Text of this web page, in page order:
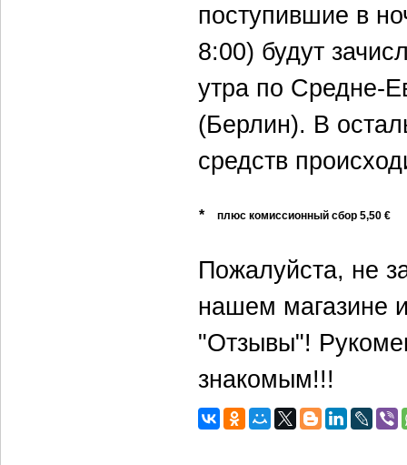
поступившие в
8:00) будут
утра по Средне-
(Берлин). В
средств
* плюс комиссионный сбор 5,50 €
Пожалуйста, не
нашем магазине
"Отзывы"!
знакомым!!!